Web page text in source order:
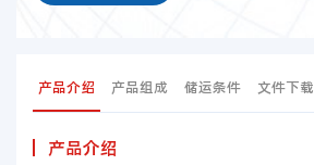
产品介绍 产品组成 储运条件 文件下载
产品介绍